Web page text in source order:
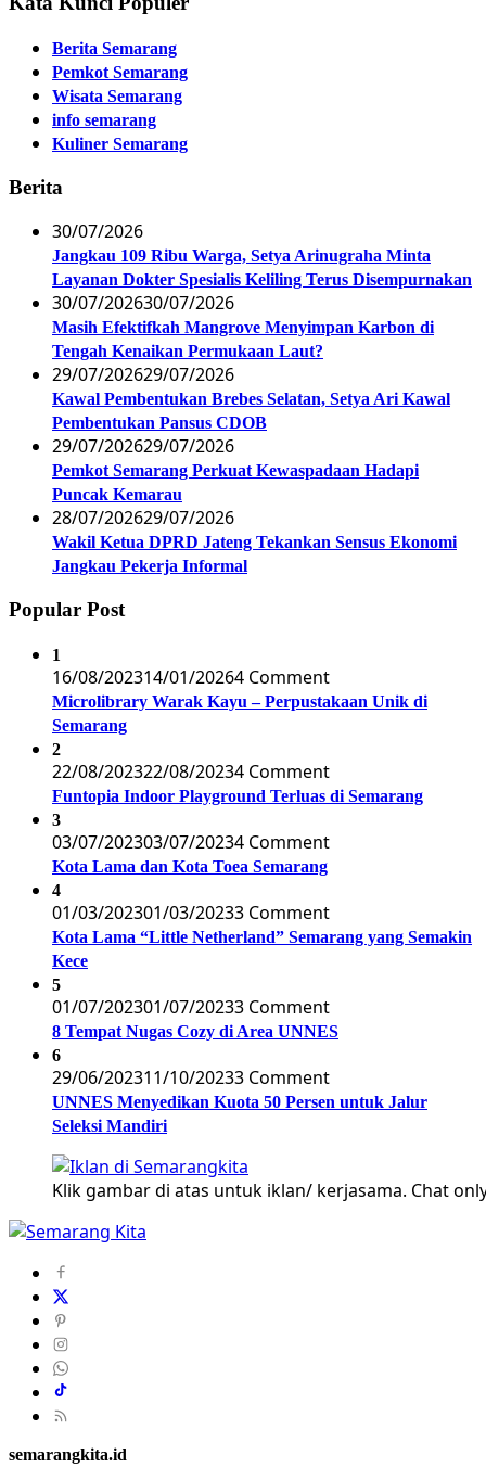
Berita Semarang
Pemkot Semarang
Wisata Semarang
info semarang
Kuliner Semarang
Berita
30/07/2026
Jangkau 109 Ribu Warga, Setya Arinugraha Minta
Layanan Dokter Spesialis Keliling Terus Disempurnakan
30/07/202630/07/2026
Masih Efektifkah Mangrove Menyimpan Karbon di
Tengah Kenaikan Permukaan Laut?
29/07/202629/07/2026
Kawal Pembentukan Brebes Selatan, Setya Ari Kawal
Pembentukan Pansus CDOB
29/07/202629/07/2026
Pemkot Semarang Perkuat Kewaspadaan Hadapi
Puncak Kemarau
28/07/202629/07/2026
Wakil Ketua DPRD Jateng Tekankan Sensus Ekonomi
Jangkau Pekerja Informal
Popular Post
1
16/08/202314/01/20264 Comment
Microlibrary Warak Kayu – Perpustakaan Unik di
Semarang
2
22/08/202322/08/20234 Comment
Funtopia Indoor Playground Terluas di Semarang
3
03/07/202303/07/20234 Comment
Kota Lama dan Kota Toea Semarang
4
01/03/202301/03/20233 Comment
Kota Lama “Little Netherland” Semarang yang Semakin
Kece
5
01/07/202301/07/20233 Comment
8 Tempat Nugas Cozy di Area UNNES
6
29/06/202311/10/20233 Comment
UNNES Menyedikan Kuota 50 Persen untuk Jalur
Seleksi Mandiri
Klik gambar di atas untuk iklan/ kerjasama. Chat
semarangkita.id